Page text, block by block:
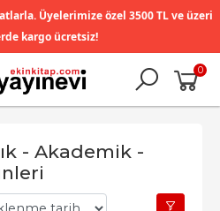
Üyelerimize özel 3500 TL ve üzeri
kargo ücretsiz!
0
- Akademik -